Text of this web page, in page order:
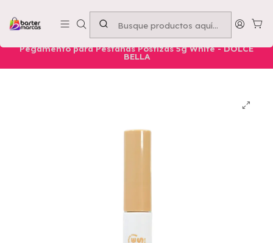
Emprende con nosotros -Compra mínima $50.000
Nuestros Productos Belleza Ojos
Pegamento para Pestañas Postizas 5g White - DOLCE
BELLA